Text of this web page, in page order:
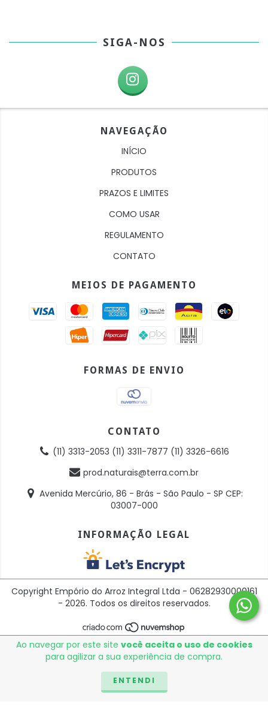
Ao navegar por este site você aceita o uso de cookies
para agilizar a sua experiência de compra.
ENTENDI
SIGA-NOS
NAVEGAÇÃO
INÍCIO
PRODUTOS
PRAZOS E LIMITES
COMO USAR
REGULAMENTO
CONTATO
MEIOS DE PAGAMENTO
FORMAS DE ENVIO
CONTATO
(11) 3313-2053 (11) 3311-7877 (11) 3326-6616
prod.naturais@terra.com.br
Avenida Mercúrio, 86 - Brás - São Paulo - SP CEP:
03007-000
INFORMAÇÃO LEGAL
Copyright Empório do Arroz Integral Ltda - 06282930000161
- 2026. Todos os direitos reservados.